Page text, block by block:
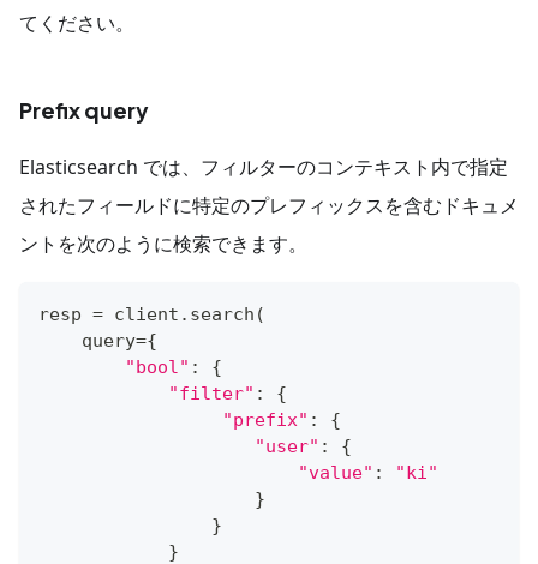
てください。
Prefix query
Elasticsearch では、フィルターのコンテキスト内で指定
されたフィールドに特定のプレフィックスを含むドキュメ
ントを次のように検索できます。
resp = client . search (
    query
={
"bool" :
{
"filter" :
{
"prefix" :
{
"user" :
{
"value" :
"ki"
}
}
}